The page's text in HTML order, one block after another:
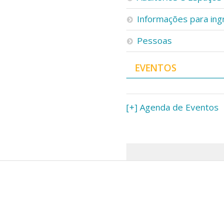
Informações para
Pessoas
EVENTOS
[+] Agenda de Eventos